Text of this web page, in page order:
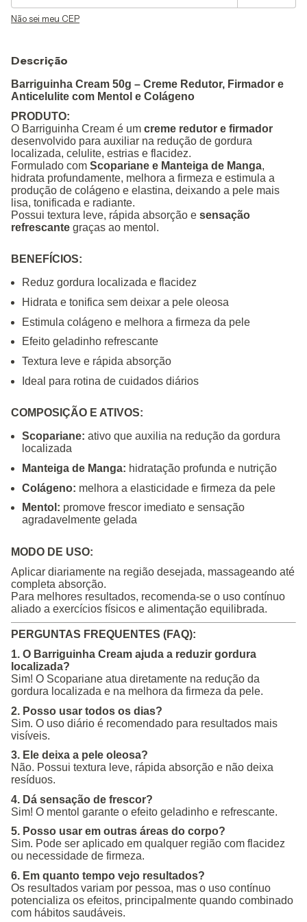
Não sei meu CEP
Descrição
Barriguinha Cream 50g – Creme Redutor, Firmador e
Anticelulite com Mentol e Colágeno
PRODUTO:
O Barriguinha Cream é um creme redutor e firmador
desenvolvido para auxiliar na redução de gordura
localizada, celulite, estrias e flacidez.
Formulado com Scopariane e Manteiga de Manga,
hidrata profundamente, melhora a firmeza e estimula a
produção de colágeno e elastina, deixando a pele mais
lisa, tonificada e radiante.
Possui textura leve, rápida absorção e sensação
refrescante graças ao mentol.
BENEFÍCIOS:
Reduz gordura localizada e flacidez
Hidrata e tonifica sem deixar a pele oleosa
Estimula colágeno e melhora a firmeza da pele
Efeito geladinho refrescante
Textura leve e rápida absorção
Ideal para rotina de cuidados diários
COMPOSIÇÃO E ATIVOS:
Scopariane: ativo que auxilia na redução da gordura
localizada
Manteiga de Manga: hidratação profunda e nutrição
Colágeno: melhora a elasticidade e firmeza da pele
Mentol: promove frescor imediato e sensação
agradavelmente gelada
MODO DE USO:
Aplicar diariamente na região desejada, massageando até
completa absorção.
Para melhores resultados, recomenda-se o uso contínuo
aliado a exercícios físicos e alimentação equilibrada.
PERGUNTAS FREQUENTES (FAQ):
1. O Barriguinha Cream ajuda a reduzir gordura
localizada?
Sim! O Scopariane atua diretamente na redução da
gordura localizada e na melhora da firmeza da pele.
2. Posso usar todos os dias?
Sim. O uso diário é recomendado para resultados mais
visíveis.
3. Ele deixa a pele oleosa?
Não. Possui textura leve, rápida absorção e não deixa
resíduos.
4. Dá sensação de frescor?
Sim! O mentol garante o efeito geladinho e refrescante.
5. Posso usar em outras áreas do corpo?
Sim. Pode ser aplicado em qualquer região com flacidez
ou necessidade de firmeza.
6. Em quanto tempo vejo resultados?
Os resultados variam por pessoa, mas o uso contínuo
potencializa os efeitos, principalmente quando combinado
com hábitos saudáveis.